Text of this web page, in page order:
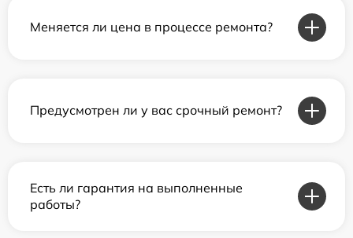
Меняется ли цена в процессе ремонта?
Предусмотрен ли у вас срочный ремонт?
Есть ли гарантия на выполненные
работы?